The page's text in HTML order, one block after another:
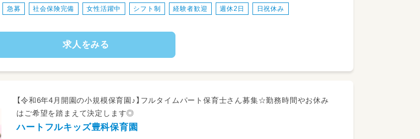
アットホームな職場なので、職員同士も協力しながらお子さまひとりひとりと向き合
った保育が可能です★
急募 社会保険完備 女性活躍中 シフト制 経験者歓迎 週休2日 日祝休み
求人をみる
【令和6年4月開園の小規模保育園♪】フルタイムパート保育士さん募集☆勤務時間やお休み
はご希望を踏まえて決定します◎
ハートフルキッズ豊科保育園